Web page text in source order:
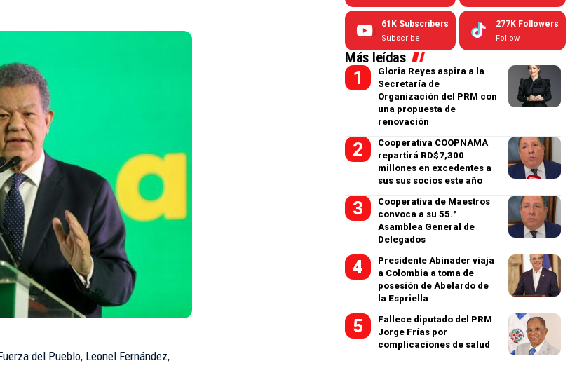
del Pueblo, Leonel Fernández,
61K Subscribers
Subscribe
277K Followers
Follow
Más leídas
Gloria Reyes aspira a la
Secretaría de
Organización del PRM con
una propuesta de
renovación
Cooperativa COOPNAMA
repartirá RD$7,300
millones en excedentes a
sus sus socios este año
Cooperativa de Maestros
convoca a su 55.ª
Asamblea General de
Delegados
Presidente Abinader viaja
a Colombia a toma de
posesión de Abelardo de
la Espriella
Fallece diputado del PRM
Jorge Frías por
complicaciones de salud